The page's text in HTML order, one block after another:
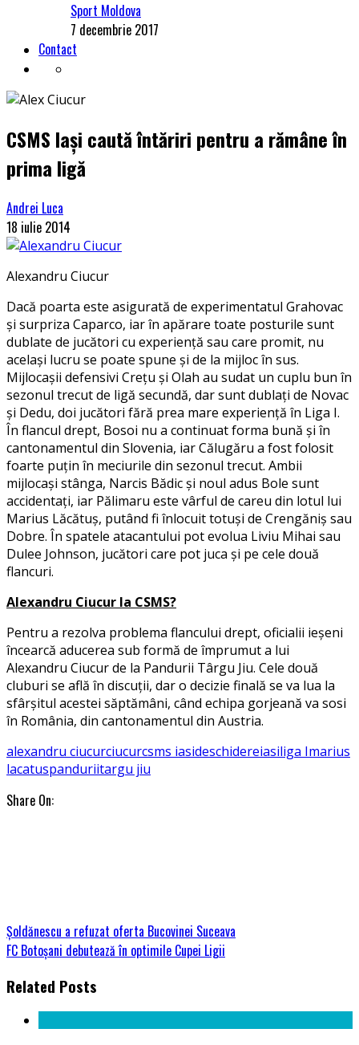
Sport Moldova
7 decembrie 2017
Contact
CSMS Iași caută întăriri pentru a rămâne în
prima ligă
Andrei Luca
18 iulie 2014
Alexandru Ciucur
Dacă poarta este asigurată de experimentatul Grahovac
și surpriza Caparco, iar în apărare toate posturile sunt
dublate de jucători cu experiență sau care promit, nu
același lucru se poate spune și de la mijloc în sus.
Mijlocașii defensivi Crețu și Olah au sudat un cuplu bun în
sezonul trecut de ligă secundă, dar sunt dublați de Novac
și Dedu, doi jucători fără prea mare experiență în Liga I.
În flancul drept, Bosoi nu a continuat forma bună și în
cantonamentul din Slovenia, iar Călugăru a fost folosit
foarte puțin în meciurile din sezonul trecut. Ambii
mijlocași stânga, Narcis Bădic și noul adus Bole sunt
accidentați, iar Pălimaru este vârful de careu din lotul lui
Marius Lăcătuș, putând fi înlocuit totuși de Crengăniș sau
Dobre. În spatele atacantului pot evolua Liviu Mihai sau
Dulee Johnson, jucători care pot juca și pe cele două
flancuri.
Alexandru Ciucur la CSMS?
Pentru a rezolva problema flancului drept, oficialii ieșeni
încearcă aducerea sub formă de împrumut a lui
Alexandru Ciucur de la Pandurii Târgu Jiu. Cele două
cluburi se află în discuții, dar o decizie finală se va lua la
sfârșitul acestei săptămâni, când echipa gorjeană va sosi
în România, din cantonamentul din Austria.
alexandru ciucurciucurcsms iasideschidereiasiliga Imarius
lacatuspanduriitargu jiu
Share On:
Șoldănescu a refuzat oferta Bucovinei Suceava
FC Botoșani debutează în optimile Cupei Ligii
Related Posts